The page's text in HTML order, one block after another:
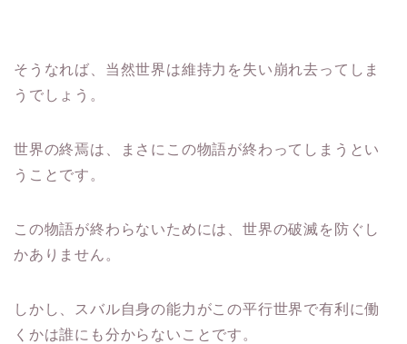
そうなれば、当然世界は維持力を失い崩れ去ってしま
うでしょう。
世界の終焉は、まさにこの物語が終わってしまうとい
うことです。
この物語が終わらないためには、世界の破滅を防ぐし
かありません。
しかし、スバル自身の能力がこの平行世界で有利に働
くかは誰にも分からないことです。